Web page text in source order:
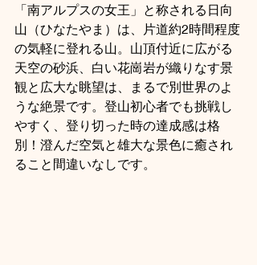
「南アルプスの女王」と称される日向
山（ひなたやま）は、片道約2時間程度
の気軽に登れる山。山頂付近に広がる
天空の砂浜、白い花崗岩が織りなす景
観と広大な眺望は、まるで別世界のよ
うな絶景です。登山初心者でも挑戦し
やすく、登り切った時の達成感は格
別！澄んだ空気と雄大な景色に癒され
ること間違いなしです。